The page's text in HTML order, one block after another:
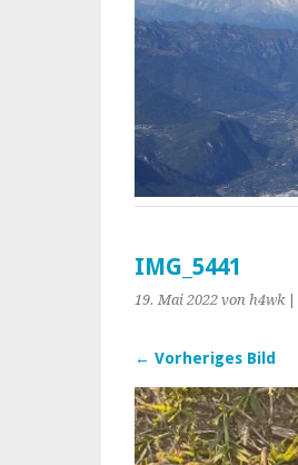
IMG_5441
19. Mai 2022 von h4wk|
← Vorheriges Bild